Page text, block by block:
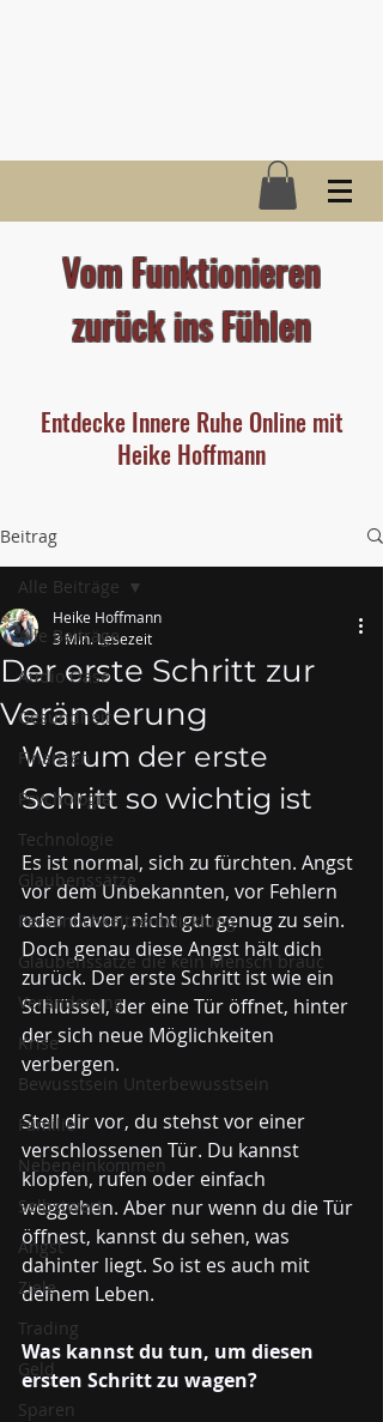
Vom Funktionieren
zurück ins Fühlen
Entdecke Innere Ruhe Online mit
Heike Hoffmann
Beitrag
Alle Beiträge
Audio Oase
Gesundheit
Finanzen
Psychologie
Technologie
Glaubenssätze
Persönlichkeitsentwicklung
Glaubenssätze die kein Mensch brauc
Veränderung
Krise
Bewusstsein Unterbewusstsein
Familie
Nebeneinkommen
Selbstwert
Angst
Ziele
Trading
Geld
Sparen
Alle Beiträge
Der erste Schritt zur
Veränderung
Heike Hoffmann
3 Min. Lesezeit
Warum der erste
Schritt so wichtig ist
Es ist normal, sich zu fürchten. Angst
vor dem Unbekannten, vor Fehlern
oder davor, nicht gut genug zu sein.
Doch genau diese Angst hält dich
zurück. Der erste Schritt ist wie ein
Schlüssel, der eine Tür öffnet, hinter
der sich neue Möglichkeiten
verbergen.
Stell dir vor, du stehst vor einer
verschlossenen Tür. Du kannst
klopfen, rufen oder einfach
weggehen. Aber nur wenn du die Tür
öffnest, kannst du sehen, was
dahinter liegt. So ist es auch mit
deinem Leben.
Was kannst du tun, um diesen
ersten Schritt zu wagen?